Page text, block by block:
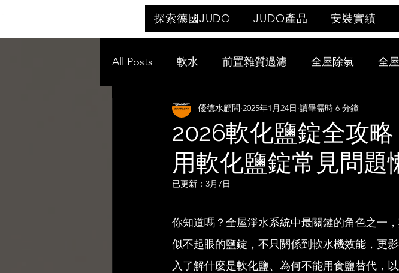
探索德國JUDO JUDO產品 安裝實績
All Posts 軟水 前置雜質過濾 全屋除氯 全
2026軟化鹽錠全攻
用軟化鹽錠常見問題
優德水顧問 2025年1月24日 讀畢需時 6 分鐘
已更新： 3月7日
你知道嗎？全屋淨水系統中最關鍵的角色之一
似不起眼的鹽錠，不只關係到軟水機效能，更
入了解什麼是軟化鹽、為何不能用食鹽替代，